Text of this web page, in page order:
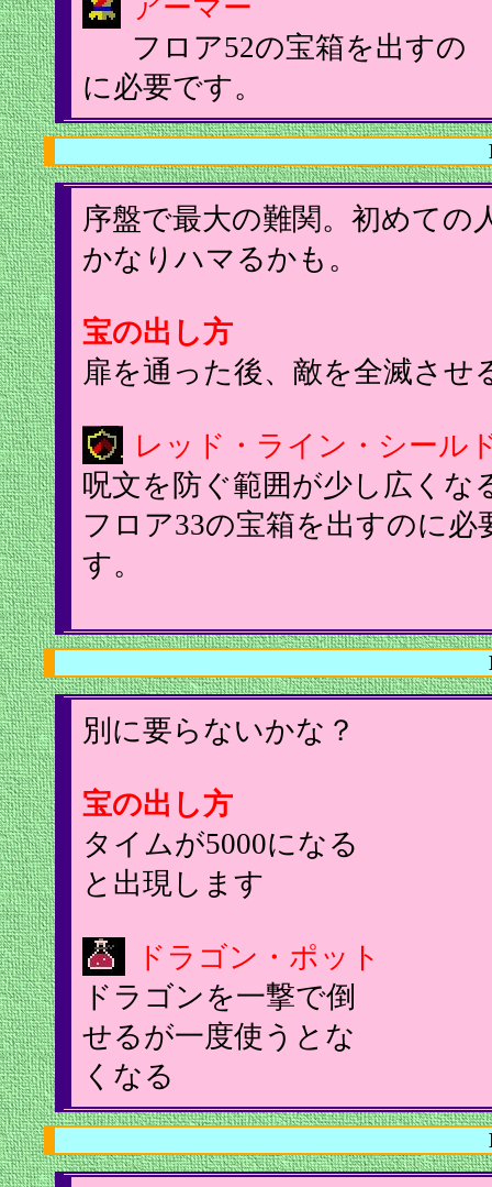
アーマー
フロア52の宝箱を出すの
に必要です。
序盤で最大の難関。初めての
かなりハマるかも。
宝の出し方
扉を通った後、敵を全滅させ
レッド・ライン・シール
呪文を防ぐ範囲が少し広くな
フロア33の宝箱を出すのに必
す。
別に要らないかな？
宝の出し方
タイムが5000になる
と出現します
ドラゴン・ポット
ドラゴンを一撃で倒
せるが一度使うとな
くなる